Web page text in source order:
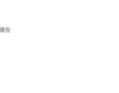
廣告